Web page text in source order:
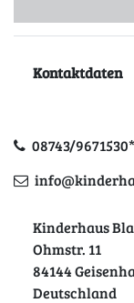
Kontaktdaten
08743/
Kinderhaus
Ohmstr. 11
84144
Deutschland